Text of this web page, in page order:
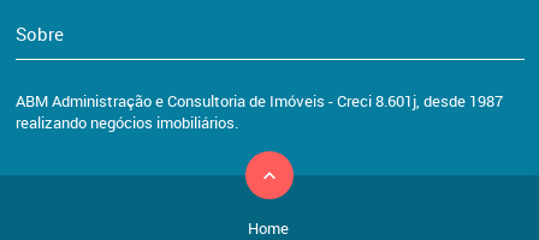
Sobre
ABM Administração e Consultoria de Imóveis - Creci 8.601j, desde 1987
realizando negócios imobiliários.
Home